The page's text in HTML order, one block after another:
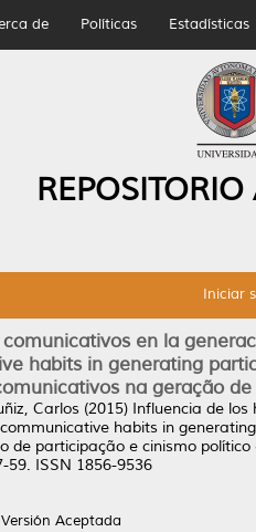
de Políticas Estadísticas
Iniciar
en la
habits in generating
na geração
Carlos (2015) Influencia de los
habits in
de participação e cinismo
59. ISSN 1856-9536
Aceptada